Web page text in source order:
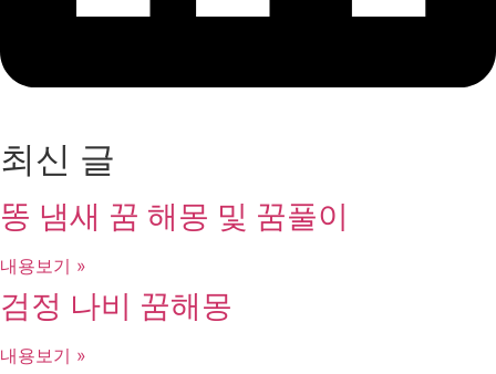
최신 글
똥 냄새 꿈 해몽 및 꿈풀이
내용보기 »
검정 나비 꿈해몽
내용보기 »